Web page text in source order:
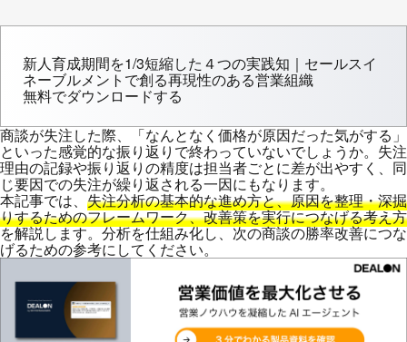
新人育成期間を1/3短縮した４つの実践知｜セールスイ
ネーブルメントで創る再現性のある営業組織
無料でダウンロードする
商談が失注した際、「なんとなく価格が原因だった気がする」
といった感覚的な振り返りで終わっていないでしょうか。失注
理由の記録や振り返りの精度は担当者ごとに差が出やすく、同
じ要因での失注が繰り返される一因にもなります。
本記事では、 失注分析の基本的な進め方と、原因を整理・深掘
りするためのフレームワーク、改善策を実行につなげる考え方
を解説します。分析を仕組み化し、次の商談の勝率改善につな
げるための参考にしてください。